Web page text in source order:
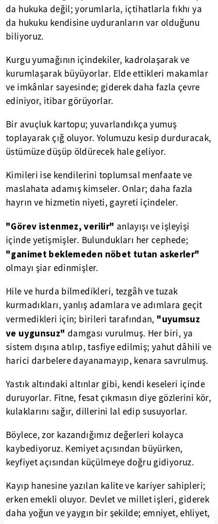
da hukuka değil; yorumlarla, içtihatlarla fıkhı ya
da hukuku kendisine uyduranların var olduğunu
biliyoruz.
Kurgu yumağının içindekiler, kadrolaşarak ve
kurumlaşarak büyüyorlar. Elde ettikleri makamlar
ve imkânlar sayesinde; giderek daha fazla çevre
ediniyor, itibar görüyorlar.
Bir avuçluk kartopu; yuvarlandıkça yumuş
toplayarak çığ oluyor. Yolumuzu kesip durduracak,
üstümüze düşüp öldürecek hale geliyor.
Kimileri ise kendilerini toplumsal menfaate ve
maslahata adamış kimseler. Onlar; daha fazla
hayrın ve hizmetin niyeti, gayreti içindeler.
"Görev istenmez, verilir" anlayışı ve işleyişi
içinde yetişmişler. Bulundukları her cephede;
"ganimet beklemeden nöbet tutan askerler"
olmayı şiar edinmişler.
Hile ve hurda bilmedikleri, tezgâh ve tuzak
kurmadıkları, yanlış adamlara ve adımlara geçit
vermedikleri için; birileri tarafından, "uyumsuz
ve uygunsuz" damgası vurulmuş. Her biri, ya
sistem dışına atılıp, tasfiye edilmiş; yahut dâhili ve
harici darbelere dayanamayıp, kenara savrulmuş.
Yastık altındaki altınlar gibi, kendi keseleri içinde
duruyorlar. Fitne, fesat çıkmasın diye gözlerini kör,
kulaklarını sağır, dillerini lal edip susuyorlar.
Böylece, zor kazandığımız değerleri kolayca
kaybediyoruz. Kemiyet açısından büyürken,
keyfiyet açısından küçülmeye doğru gidiyoruz.
Kayıp hanesine yazılan kalite ve kariyer sahipleri;
erken emekli oluyor. Devlet ve millet işleri, giderek
daha yoğun ve yaygın bir şekilde; emniyet, ehliyet,